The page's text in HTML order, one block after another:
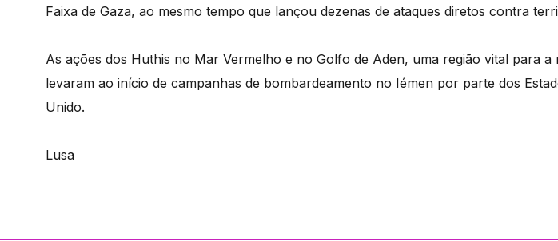
Faixa de Gaza, ao mesmo tempo que lançou dezenas de ataques diretos contra
As ações dos Huthis no Mar Vermelho e no Golfo de Aden, uma região vital para a
levaram ao início de campanhas de bombardeamento no Iémen por parte dos
Unido.
Lusa